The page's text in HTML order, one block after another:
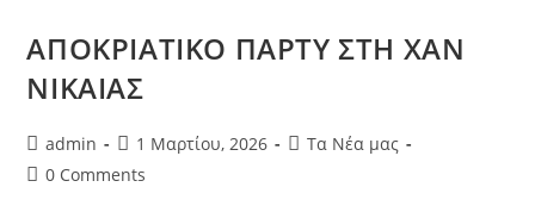
ΑΠΟΚΡΙΑΤΙΚΟ ΠΑΡΤΥ ΣΤΗ ΧΑΝ
ΝΙΚΑΙΑΣ
admin 1 Μαρτίου, 2026
Τα Νέα μας
0 Comments